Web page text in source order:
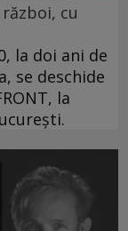
cu
la doi ani de
se deschide
la